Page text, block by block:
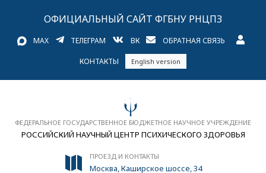
ОФИЦИАЛЬНЫЙ САЙТ ФГБНУ РНЦПЗ
MAX ТЕЛЕГРАМ ВК ОБРАТНАЯ СВЯЗЬ
КОНТАКТЫ English version
ФЕДЕРАЛЬНОЕ ГОСУДАРСТВЕННОЕ БЮДЖЕТНОЕ НАУЧНОЕ УЧРЕЖДЕНИЕ
РОССИЙСКИЙ НАУЧНЫЙ ЦЕНТР ПСИХИЧЕСКОГО ЗДОРОВЬЯ
ПРОЕЗД И КОНТАКТЫ
Москва, Каширское шоссе, 34